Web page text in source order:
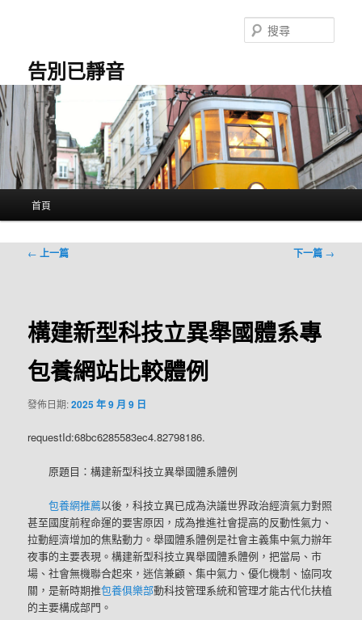
容
告別已靜音
尋
首頁
文
← 上一篇 下一篇 →
構建新型科技立異舉國體系專
包養網站比較體例
發佈日期:2025 年 9 月 9 日
requestId:68bc6285583ec4.82798186.
原題目：構建新型科技立異舉國體系體例
包養網推薦以後，科技立異已成為決議世界政治經濟氣力對照
甚至國度前程命運的要害原因，成為推進社會提高的反動性氣力、
拉動經濟增加的焦點動力。舉國體系體例是社會主義集中氣力辦年
夜事的主要表現。構建新型科技立異舉國體系體例，把當局、市
場、社會無機聯合起來，迷信兼顧、集中氣力、優化機制、協同攻
關，是新時期推包養俱樂部動科技管理系統和管理才能古代化扶植
的主要構成部門。